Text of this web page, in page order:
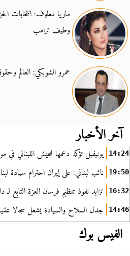
ماريا معلوف: انتخابات
وطيف ترامب
عمرو الشوبكي: العالم
آخر الأخبار
14:24 يونيفيل تؤكد دعمها للجيش اللبناني
19:50 نائب لبناني: على إيران احترام سيادة
16:32 تزايد نفوذ تنظيم فرسان العزة
14:46 جدل السلاح والسيادة يشعل سجالا
الفيس بوك